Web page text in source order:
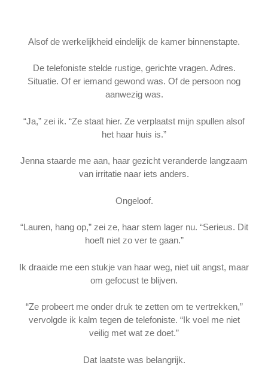
Alsof de werkelijkheid eindelijk de kamer binnenstapte.
De telefoniste stelde rustige, gerichte vragen. Adres.
Situatie. Of er iemand gewond was. Of de persoon nog
aanwezig was.
“Ja,” zei ik. “Ze staat hier. Ze verplaatst mijn spullen alsof
het haar huis is.”
Jenna staarde me aan, haar gezicht veranderde langzaam
van irritatie naar iets anders.
Ongeloof.
“Lauren, hang op,” zei ze, haar stem lager nu. “Serieus. Dit
hoeft niet zo ver te gaan.”
Ik draaide me een stukje van haar weg, niet uit angst, maar
om gefocust te blijven.
“Ze probeert me onder druk te zetten om te vertrekken,”
vervolgde ik kalm tegen de telefoniste. “Ik voel me niet
veilig met wat ze doet.”
Dat laatste was belangrijk.